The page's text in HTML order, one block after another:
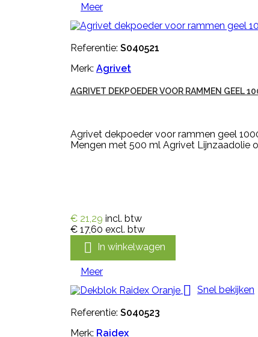
Meer
Referentie: S040521
Merk: Agrivet
AGRIVET DEKPOEDER VOOR RAMMEN GEEL
Agrivet dekpoeder voor rammen geel
Mengen met 500 ml Agrivet Lijnzaadolie
€ 21,29 incl. btw
€ 17,60 excl. btw
 In winkelwagen
Meer
 Snel bekijken
Referentie: S040523
Merk: Raidex